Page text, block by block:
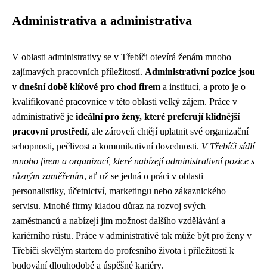
Administrativa a administrativa
V oblasti administrativy se v Třebíči otevírá ženám mnoho
zajímavých pracovních příležitostí. Administrativní pozice jsou
v dnešní době klíčové pro chod firem a institucí, a proto je o
kvalifikované pracovnice v této oblasti velký zájem. Práce v
administrativě je ideální pro ženy, které preferují klidnější
pracovní prostředí, ale zároveň chtějí uplatnit své organizační
schopnosti, pečlivost a komunikativní dovednosti. V Třebíči sídlí
mnoho firem a organizací, které nabízejí administrativní pozice s
různým zaměřením, ať už se jedná o práci v oblasti
personalistiky, účetnictví, marketingu nebo zákaznického
servisu. Mnohé firmy kladou důraz na rozvoj svých
zaměstnanců a nabízejí jim možnost dalšího vzdělávání a
kariérního růstu. Práce v administrativě tak může být pro ženy v
Třebíči skvělým startem do profesního života i příležitostí k
budování dlouhodobé a úspěšné kariéry.